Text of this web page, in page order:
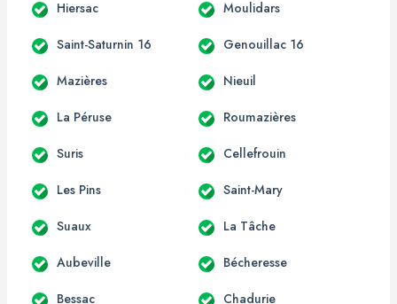
Hiersac Moulidars
Saint-Saturnin 16 Genouillac 16
Mazières Nieuil
La Péruse Roumazières
Suris Cellefrouin
Les Pins Saint-Mary
Suaux La Tâche
Aubeville Bécheresse
Bessac Chadurie